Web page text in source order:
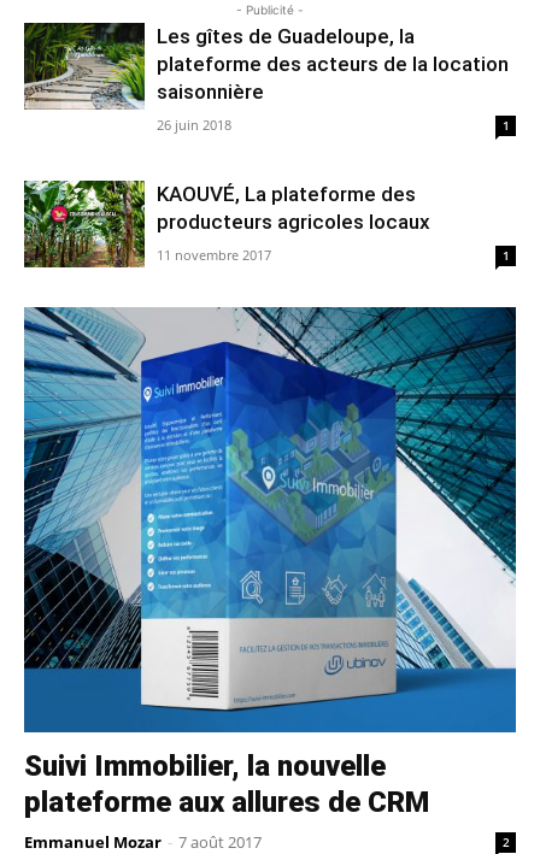
- Publicité -
Les gîtes de Guadeloupe, la
plateforme des acteurs de la location
saisonnière
26 juin 2018 1
KAOUVÉ, La plateforme des
producteurs agricoles locaux
11 novembre 2017 1
Suivi Immobilier, la nouvelle
plateforme aux allures de CRM
Emmanuel Mozar - 7 août 2017 2